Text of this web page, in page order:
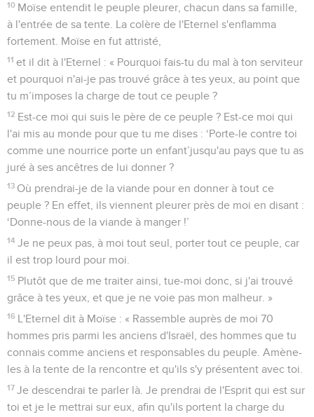
10 Moïse entendit le peuple pleurer, chacun dans sa famille,
à l'entrée de sa tente. La colère de l'Eternel s'enflamma
fortement. Moïse en fut attristé,
11 et il dit à l'Eternel : « Pourquoi fais-tu du mal à ton serviteur
et pourquoi n'ai-je pas trouvé grâce à tes yeux, au point que
tu m’imposes la charge de tout ce peuple ?
12 Est-ce moi qui suis le père de ce peuple ? Est-ce moi qui
l'ai mis au monde pour que tu me dises : ‘Porte-le contre toi
comme une nourrice porte un enfant’jusqu'au pays que tu as
juré à ses ancêtres de lui donner ?
13 Où prendrai-je de la viande pour en donner à tout ce
peuple ? En effet, ils viennent pleurer près de moi en disant :
‘Donne-nous de la viande à manger !’
14 Je ne peux pas, à moi tout seul, porter tout ce peuple, car
il est trop lourd pour moi.
15 Plutôt que de me traiter ainsi, tue-moi donc, si j'ai trouvé
grâce à tes yeux, et que je ne voie pas mon malheur. »
16 L'Eternel dit à Moïse : « Rassemble auprès de moi 70
hommes pris parmi les anciens d'Israël, des hommes que tu
connais comme anciens et responsables du peuple. Amène-
les à la tente de la rencontre et qu'ils s'y présentent avec toi.
17 Je descendrai te parler là. Je prendrai de l'Esprit qui est sur
toi et je le mettrai sur eux, afin qu'ils portent la charge du